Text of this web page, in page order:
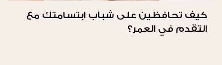
كيف تحافظين على شباب ابتسامتك مع
التقدم في العمر؟